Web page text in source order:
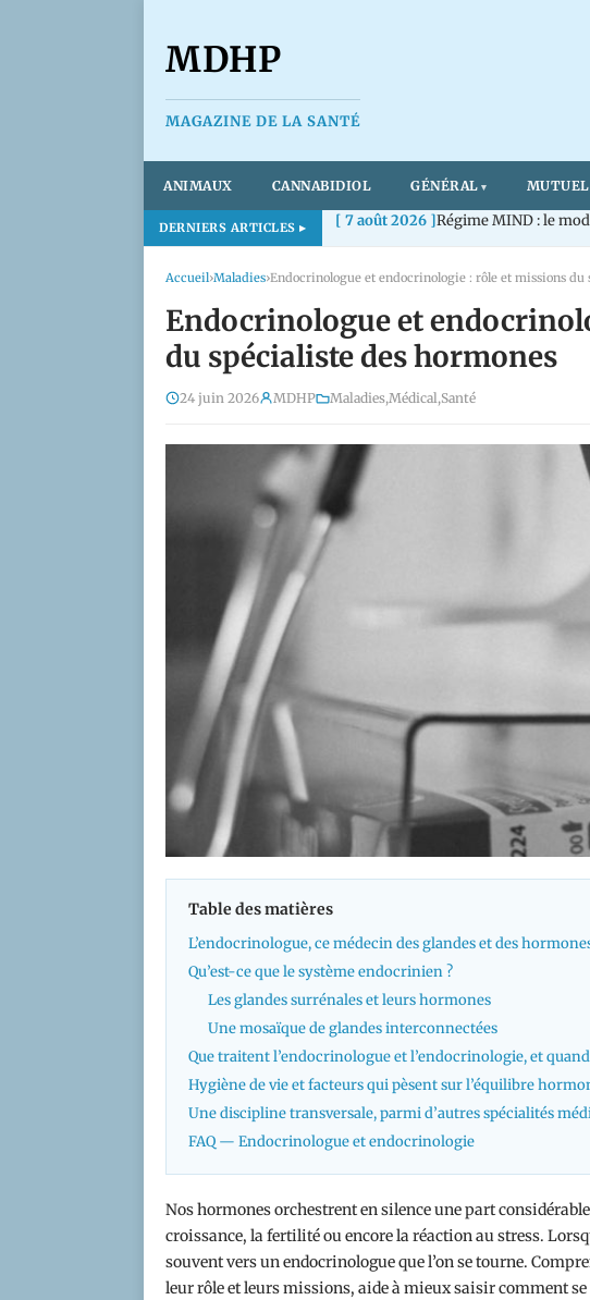
MDHP
MAGAZINE DE LA SANTÉ
ANIMAUX CANNABIDIOL GÉNÉRAL
DERNIERS ARTICLES [ 7 août 2026 ]Régime MIND : le
Accueil›Maladies›
Endocrinologue et
du spécialiste des hormones
24 juin 2026 MDHP Maladies,Médical,Santé
Table des matières
L’endocrinologue, ce médecin des glandes et des
Qu’est-ce que le système endocrinien ?
Les glandes surrénales et leurs hormones
Une mosaïque de glandes interconnectées
Que traitent l’endocrinologue et l’endocrinologie, et
Hygiène de vie et facteurs qui pèsent sur l’équilibre
Une discipline transversale, parmi d’autres spécialités
FAQ — Endocrinologue et endocrinologie
Nos hormones orchestrent en silence une part
croissance, la fertilité ou encore la réaction au stress.
souvent vers un endocrinologue que l’on se tourne.
leur rôle et leurs missions, aide à mieux saisir comment